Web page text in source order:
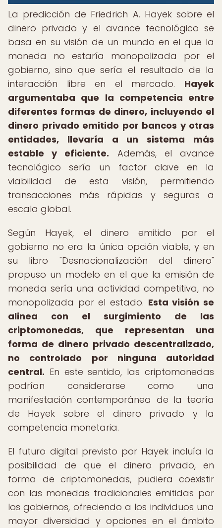
La predicción de Friedrich A. Hayek sobre el
dinero privado y el avance tecnológico se
basa en su visión de un mundo en el que la
moneda no estaría monopolizada por el
gobierno, sino que sería el resultado de la
interacción libre en el mercado. Hayek
argumentaba que la competencia entre
diferentes formas de dinero, incluyendo el
dinero privado emitido por bancos y otras
entidades, llevaría a un sistema más
estable y eficiente. Además, el avance
tecnológico sería un factor clave en la
viabilidad de esta visión, permitiendo
transacciones más rápidas y seguras a
escala global.
Según Hayek, el dinero emitido por el
gobierno no era la única opción viable, y en
su libro "Desnacionalización del dinero"
propuso un modelo en el que la emisión de
moneda sería una actividad competitiva, no
monopolizada por el estado. Esta visión se
alinea con el surgimiento de las
criptomonedas, que representan una
forma de dinero privado descentralizado,
no controlado por ninguna autoridad
central. En este sentido, las criptomonedas
podrían considerarse como una
manifestación contemporánea de la teoría
de Hayek sobre el dinero privado y la
competencia monetaria.
El futuro digital previsto por Hayek incluía la
posibilidad de que el dinero privado, en
forma de criptomonedas, pudiera coexistir
con las monedas tradicionales emitidas por
los gobiernos, ofreciendo a los individuos una
mayor diversidad y opciones en el ámbito